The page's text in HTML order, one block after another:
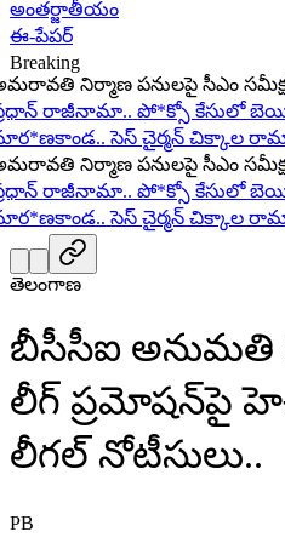
అంతర్జాతీయం
ఈ-పేపర్
Breaking
నిర్మాణ పనులపై సీఎం సమీక్ష
రాజీనామా.. పో*క్సో కేసులో
సెస్ చైర్మన్ చిక్కాల
నిర్మాణ పనులపై సీఎం సమీక్ష
రాజీనామా.. పో*క్సో కేసులో
సెస్ చైర్మన్ చిక్కాల
తెలంగాణ
బీసీసీఐ అనుమతి
లీగ్ ప్రమోషన్‌పై
లీగల్ నోటీసులు..
PB